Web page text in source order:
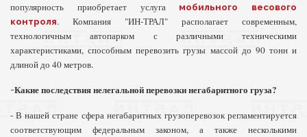
популярность приобретает услуга
мобильного весового
контроля. Компания "ИН-ТРАЛ" располагает современным,
технологичным автопарком с различными техническими
характеристиками, способным перевозить грузы массой до 90 тонн и
длиной до 40 метров.
-Какие последствия нелегальной перевозки негабаритного груза?
- В нашей стране сфера негабаритных грузоперевозок регламентируется
соответствующим федеральным законом, а также несколькими